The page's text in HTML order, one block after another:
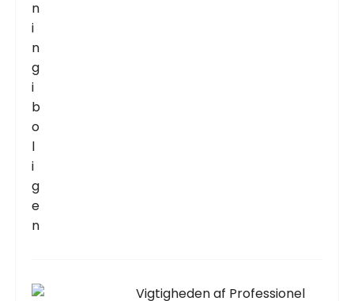
Vigtigheden af Professionel